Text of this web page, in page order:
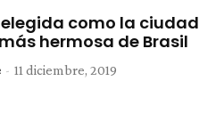
elegida como la ciudad
hermosa de Brasil
- 11 diciembre, 2019